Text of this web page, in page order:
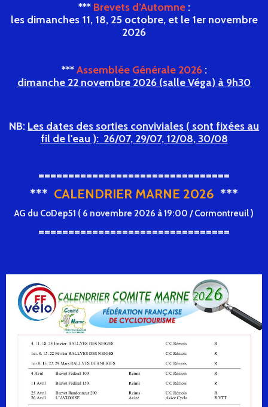
*** Brevets d’Automne:
les dimanches 11, 18, 25 octobre, et le 1er novembre
2026
***Assemblée Générale 2026:
dimanche 22 novembre 2026 (salle Véga) à 9h30
NB: Les dates des sorties conviviales ( sont fixées au
fil de l'eau ): 26/07, 29/07, 12/08, 30/08
================================
*** CALENDRIER MARNE 2026 ***
AG du CoDep51 ( 6 novembre 2026 à 19:00 / Cormontreuil )
================================